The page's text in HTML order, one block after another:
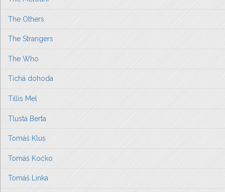
The Others
The Strangers
The Who
Tichá dohoda
Tillis Mel
Tlustá Berta
Tomáš Klus
Tomáš Kočko
Tomáš Linka